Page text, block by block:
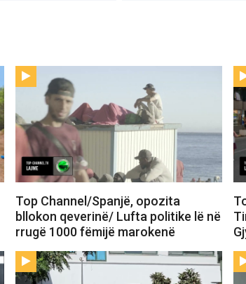
Top Channel/Spanjë, opozita
bllokon qeverinë/ Lufta politike lë në
rrugë 1000 fëmijë marokenë